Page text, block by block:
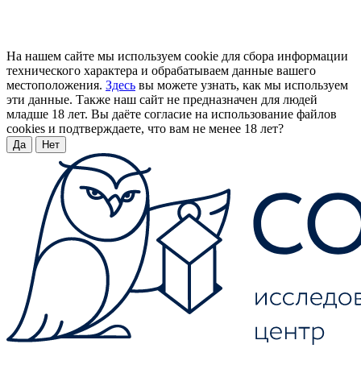
На нашем сайте мы используем cookie для сбора информации
технического характера и обрабатываем данные вашего
местоположения. Здесь вы можете узнать, как мы используем
эти данные. Также наш сайт не предназначен для людей
младше 18 лет. Вы даёте согласие на использование файлов
cookies и подтверждаете, что вам не менее 18 лет?
Да Нет